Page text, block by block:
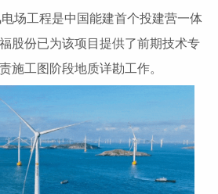
场工程是中国能建首个投建营一体
股份已为该项目提供了前期技术专
施工图阶段地质详勘工作。